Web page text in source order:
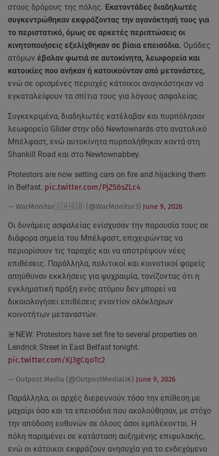
στους δρόμους της πόλης. Εκατοντάδες διαδηλωτές
συγκεντρώθηκαν εκφράζοντας την αγανάκτησή τους για
το περιστατικό, όμως σε αρκετές περιπτώσεις οι
κινητοποιήσεις εξελίχθηκαν σε βίαια επεισόδια. Ομάδες
ατόμων έβαλαν φωτιά σε αυτοκίνητα, λεωφορεία και
κατοικίες που ανήκαν ή κατοικούνταν από μετανάστες,
ενώ σε ορισμένες περιοχές κάτοικοι αναγκάστηκαν να
εγκαταλείψουν τα σπίτια τους για λόγους ασφαλείας.
Συγκεκριμένα, διαδηλωτές κατέλαβαν και πυρπόλησαν
λεωφορείο Glider στην οδό Newtownards στο ανατολικό
Μπέλφαστ, ενώ αυτοκίνητα πυρπολήθηκαν κοντά στη
Shankill Road και στο Newtownabbey.
Protestors are now setting cars on fire and hijacking them
in Belfast. pic.twitter.com/PjZS6sZLc4
— WarMonitor🇺🇦🇬🇧 (@WarMonitor3) June 9, 2026
Οι δυνάμεις ασφαλείας ενίσχυσαν την παρουσία τους σε
διάφορα σημεία του Μπέλφαστ, επιχειρώντας να
περιορίσουν τις ταραχές και να αποτρέψουν νέες
επιθέσεις. Παράλληλα, πολιτικοί και κοινοτικοί φορείς
απηύθυναν εκκλήσεις για ψυχραιμία, τονίζοντας ότι η
εγκληματική πράξη ενός ατόμου δεν μπορεί να
δικαιολογήσει επιθέσεις εναντίον ολόκληρων
κοινοτήτων μεταναστών.
🚨NEW: Protestors have set fire to several properties on
Lendrick Street in East Belfast tonight.
pic.twitter.com/KJ3gCqoTc2
— Outpost Media (@OutpostMediaUK) June 9, 2026
Παράλληλα, οι αρχές διερευνούν τόσο την επίθεση με
μαχαίρι όσο και τα επεισόδια που ακολούθησαν, με στόχο
την απόδοση ευθυνών σε όλους όσοι εμπλέκονται. Η
πόλη παραμένει σε κατάσταση αυξημένης επιφυλακής,
ενώ οι κάτοικοι εκφράζουν ανησυχία για το ενδεχόμενο